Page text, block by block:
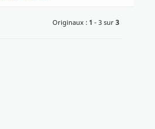
Originaux : 1 - 3 sur 3